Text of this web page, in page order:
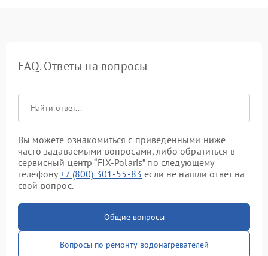
FAQ. Ответы на вопросы
Вы можете ознакомиться с приведенными ниже
часто задаваемыми вопросами, либо обратиться в
сервисный центр “FIX-Polaris” по следующему
телефону+7 (800) 301-55-83 если не нашли ответ на
свой вопрос.
Общие вопросы
Вопросы по ремонту водонагревателей